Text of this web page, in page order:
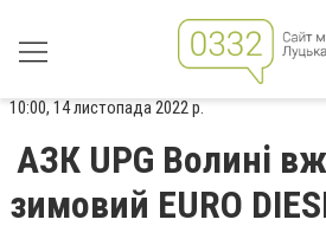
10:00, 14 листопада 2022 р.
АЗК UPG Волині
зимовий EURO